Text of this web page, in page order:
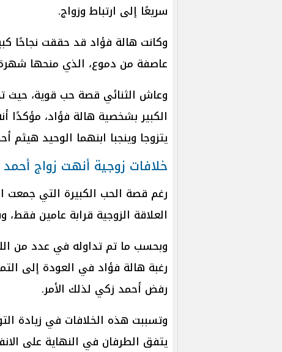
سريعًا إلى ارتباط وزواج.
وكانت هالة فؤاد قد حققت نجاحًا
عاصفة من دموع، الذي منحها
وعاش الثنائي قصة حب قوية، حيث
الكبير بشخصية هالة فؤاد، مؤكدًا
يتزوجا وينجبا ابنهما الوحيد هيثم
خلافات زوجية أنهت زواج
رغم قصة الحب الكبيرة التي جمعت
العلاقة الزوجية قرابة عامين
وبحسب ما تم تداوله في عدد من
رغبة هالة فؤاد في العودة إلى
رفض أحمد زكي لذلك الأمر.
وتسببت هذه الخلافات في زيادة
يتفق الطرفان في النهاية على